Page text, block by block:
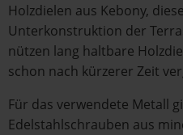
Holzdielen aus Kebony,
Unterkonstruktion der
nützen lang haltbare
schon nach kürzerer Zeit
Für das verwendete Metall
Edelstahlschrauben aus